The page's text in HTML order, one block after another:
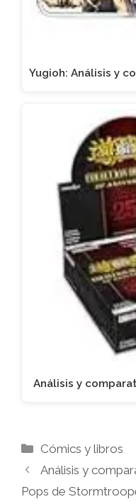
Yugioh: Análisis y
Análisis y
Categorías
Cómics y libros
Análisis y
Pops de